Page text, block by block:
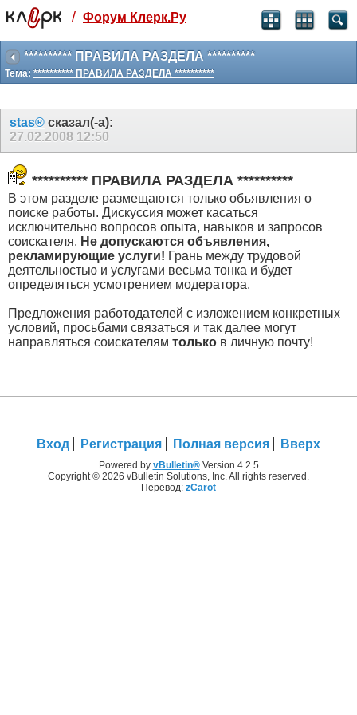
Святые угодники, Клерк без рекламы
прекрасен:)
месяц
3 месяца
259 ₽
-10%
499 ₽
-15%
Отмена Оплатить
/ Форум Клерк.Ру
********** ПРАВИЛА РАЗДЕЛА **********
Тема: ********** ПРАВИЛА РАЗДЕЛА **********
stas® сказал(-а):
27.02.2008 12:50
********** ПРАВИЛА РАЗДЕЛА **********
В этом разделе размещаются только объявления о
поиске работы. Дискуссия может касаться
исключительно вопросов опыта, навыков и запросов
соискателя. Не допускаются объявления,
рекламирующие услуги! Грань между трудовой
деятельностью и услугами весьма тонка и будет
определяться усмотрением модератора.
Предложения работодателей с изложением конкретных
условий, просьбами связаться и так далее могут
направляться соискателям только в личную почту!
Вход Регистрация Полная версия Вверх
Powered by vBulletin®Version 4.2.5
Copyright © 2026 vBulletin Solutions, Inc. All rights reserved.
Перевод: zCarot